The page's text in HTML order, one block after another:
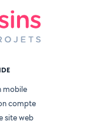
mobile
compte
site web